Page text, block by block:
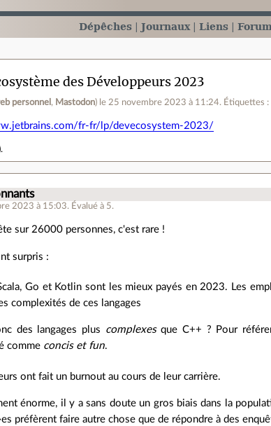
Dépêches Journaux Liens
des Développeurs 2023
personnel , Mastodon) le 25 novembre 2023 à 11:24. Étiquettes :
fr-fr/lp/devecosystem-2023/
2023 à 15:03. Évalué à 5.
sur 26000 personnes, c'est rare !
surpris :
Go et Kotlin sont les mieux payés en 2023. Les
complexités de ces langages
des langages plus complexesque C++ ? Pour
comme concis et fun.
ont fait un burnout au cours de leur carrière.
énorme, il y a sans doute un gros biais dans la
préfèrent faire autre chose que de répondre à des